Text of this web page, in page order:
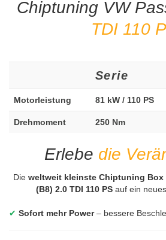
Chiptuning VW
TDI 110
Serie
Motorleistung 81 kW / 110 PS
Drehmoment 250 Nm
Erlebe die
Die weltweit kleinste Chiptuning Box
(B8) 2.0 TDI 110 PSauf ein
✔ Sofort mehr Power– bessere